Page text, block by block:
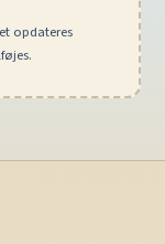
opdateres